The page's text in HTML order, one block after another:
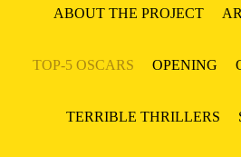
ABOUT THE PROJECT
TOP-5 OSCARS OPENING
TERRIBLE THRILLERS